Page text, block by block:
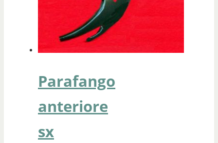
Parafango
anteriore
sx